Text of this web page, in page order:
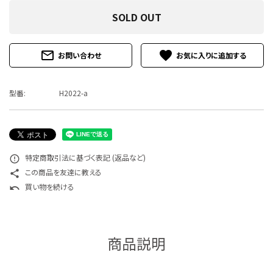
プライバシーポリシー
特定商取引法について
SOLD OUT
mail_outline お問い合わせ favorite
型番: H2022-a
error_outline 特定商取引法に基づく表記 (返品など)
share この商品を友達に教える
undo 買い物を続ける
商品説明